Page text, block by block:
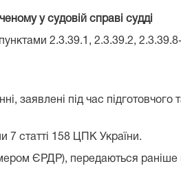
у судовій справі судді
2.3.39.1, 2.3.39.2,
заявлені під час підготовчого
7 статті 158 ЦПК України.
ЄРДР), передаються раніше